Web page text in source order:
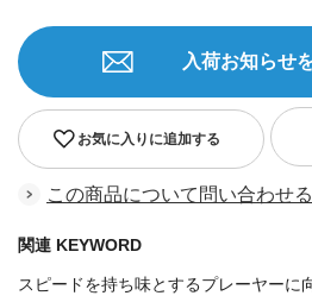
お気に入りに追加する
入荷お知らせ
この商品について問い合わせる
関連 KEYWORD
スピードを持ち味とするプレーヤーに